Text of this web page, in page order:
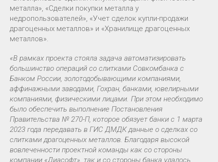
металла», «Сделки покупки металла у
недропользователей», «Учет сделок купли-продажи
драгоценных металлов» и «Хранилище драгоценных
металлов».
«В рамках проекта стояла задача автоматизировать
большинство операций со слитками Совкомбанка с
Банком России, золотодобывающими компаниями,
аффинажными заводами, Гохран, банками, ювелирными
компаниями, физическими лицами. При этом необходимо
было обеспечить выполнение Постановления
Правительства № 270-П, которое обязует банки с 1 марта
2023 года передавать в ГИС ДМДК данные о сделках со
слитками драгоценных металлов. Благодаря высокой
вовлеченности проектной команды как со стороны